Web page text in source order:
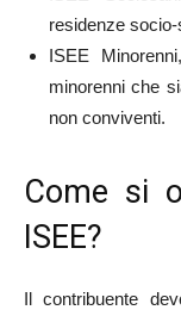
residenze
ISEE
minorenni che
non conviventi.
Come si
ISEE?
Il contribuente